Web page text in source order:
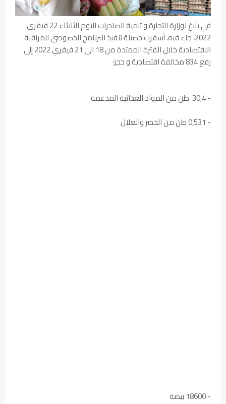
في بلاغ لوزارة التجارة و تنمية الصادرات اليوم الثلاثاء 22 فيفري
2022، جاء فيه، أسفرت حصيلة تنفيذ البرنامج الخصوصي للمراقبة
الاقتصادية خلال الفترة الممتدة من 18 الى 21 فيفري 2022 إلى
رفع 834 مخالفة اقتصادية و حجز:
- 30,4 طن من المواد الغذائية المدعمة
- 0,531 طن من الخضر والغلال
- 18600 بيضة